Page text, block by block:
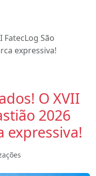
FatecLog São
expressiva!
O XVII
2026
expressiva!